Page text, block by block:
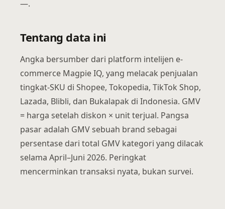
—.
Tentang data ini
Angka bersumber dari platform intelijen e-
commerce Magpie IQ, yang melacak penjualan
tingkat-SKU di Shopee, Tokopedia, TikTok Shop,
Lazada, Blibli, dan Bukalapak di Indonesia. GMV
= harga setelah diskon × unit terjual. Pangsa
pasar adalah GMV sebuah brand sebagai
persentase dari total GMV kategori yang dilacak
selama April–Juni 2026. Peringkat
mencerminkan transaksi nyata, bukan survei.